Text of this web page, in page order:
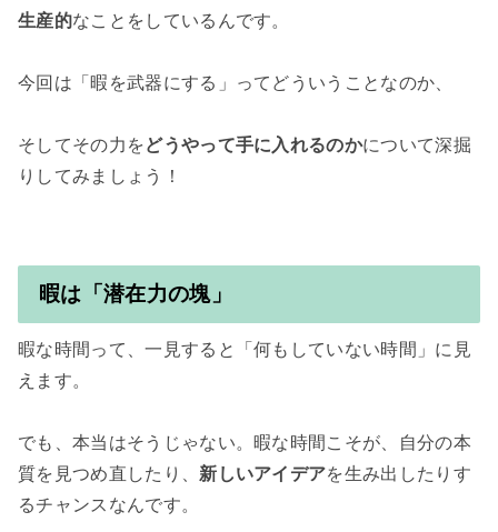
生産的なことをしているんです。
今回は「暇を武器にする」ってどういうことなのか、
そしてその力をどうやって手に入れるのかについて深掘
りしてみましょう！
暇は「潜在力の塊」
暇な時間って、一見すると「何もしていない時間」に見
えます。
でも、本当はそうじゃない。暇な時間こそが、自分の本
質を見つめ直したり、 新しいアイデアを生み出したりす
るチャンスなんです。